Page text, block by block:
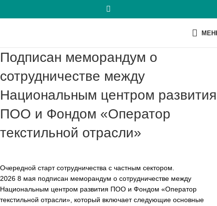
Подписан меморандум о
сотрудничестве между
Национальным центром развития
ПОО и Фондом «Оператор
текстильной отрасли»
Очередной старт сотрудничества с частным сектором.
2026 8 мая подписан меморандум о сотрудничестве между
Национальным центром развития ПОО и Фондом «Оператор
текстильной отрасли», который включает следующие основные